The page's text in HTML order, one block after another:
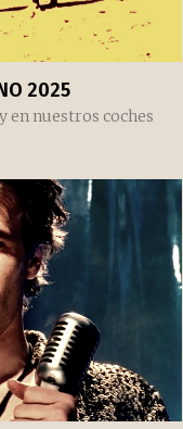
2025
en nuestros coches